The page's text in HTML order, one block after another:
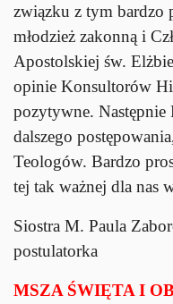
związku z tym bardzo
młodzież zakonną i
Apostolskiej św.
opinie Konsultorów
pozytywne. Następnie
dalszego
Teologów. Bardzo
tej tak ważnej dla nas
Siostra M. Paula
postulatorka
MSZA ŚWIĘTA I